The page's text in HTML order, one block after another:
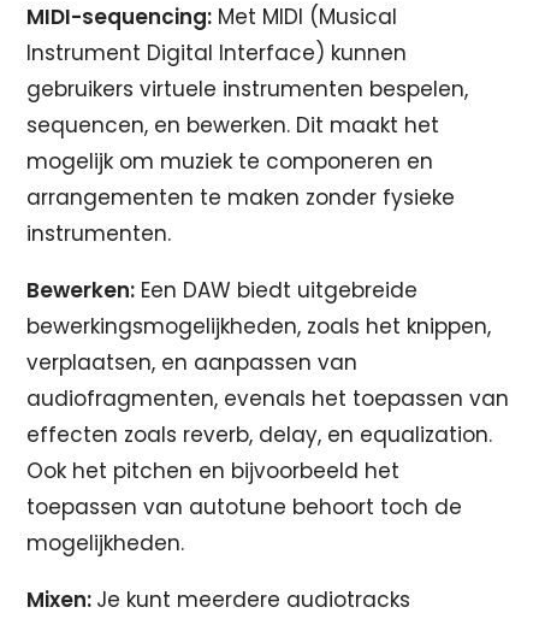
MIDI-sequencing: Met MIDI (Musical
Instrument Digital Interface) kunnen
gebruikers virtuele instrumenten bespelen,
sequencen, en bewerken. Dit maakt het
mogelijk om muziek te componeren en
arrangementen te maken zonder fysieke
instrumenten.
Bewerken: Een DAW biedt uitgebreide
bewerkingsmogelijkheden, zoals het knippen,
verplaatsen, en aanpassen van
audiofragmenten, evenals het toepassen van
effecten zoals reverb, delay, en equalization.
Ook het pitchen en bijvoorbeeld het
toepassen van autotune behoort toch de
mogelijkheden.
Mixen: Je kunt meerdere audiotracks